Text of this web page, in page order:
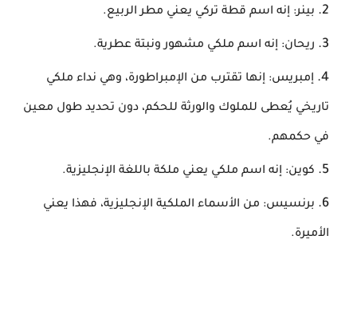
بينر: إنه اسم قطة تركي يعني مطر الربيع.
ريحان: إنه اسم ملكي مشهور ونبتة عطرية.
إمبريس: إنها تقترب من الإمبراطورة، وهي نداء ملكي
تاريخي يُعطى للملوك والورثة للحكم، دون تحديد طول معين
في حكمهم.
كوين: إنه اسم ملكي يعني ملكة باللغة الإنجليزية.
برنسيس: من الأسماء الملكية الإنجليزية، فهذا يعني
الأميرة.